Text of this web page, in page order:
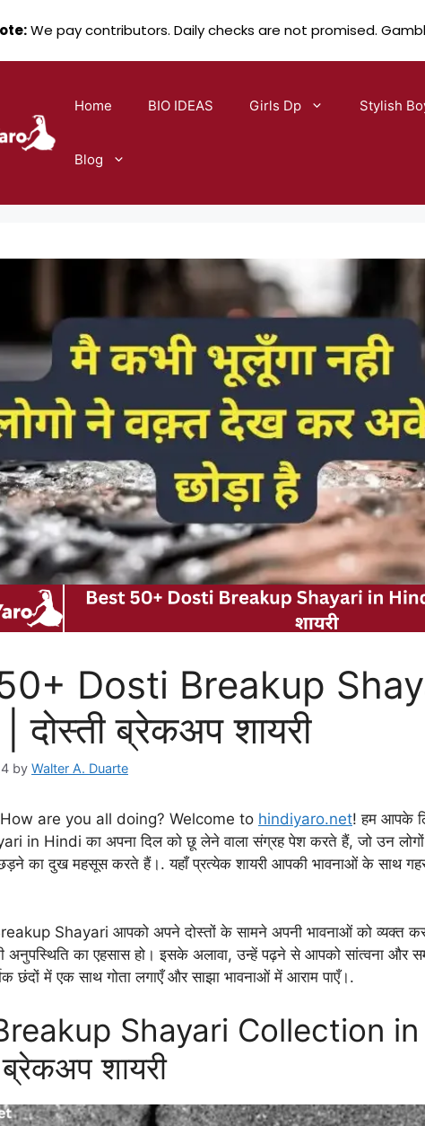
Home BIO IDEAS Girls Dp Stylish
Blog
Dosti Breakup
दोस्ती ब्रेकअप शायरी
by Walter A. Duarte
are you all doing? Welcome to hindiyaro.net! हम आपके
in Hindi का अपना दिल को छू लेने वाला संग्रह पेश करते हैं, जो उन लोगों
का दुख महसूस करते हैं।. यहाँ प्रत्येक शायरी आपकी भावनाओं के साथ
Shayari आपको अपने दोस्तों के सामने अपनी भावनाओं को व्यक्त
का एहसास हो। इसके अलावा, उन्हें पढ़ने से आपको सांत्वना और
छंदों में एक साथ गोता लगाएँ और साझा भावनाओं में आराम पाएँ।.
Shayari Collection in
ब्रेकअप शायरी
We pay contributors. Daily checks are not promised.